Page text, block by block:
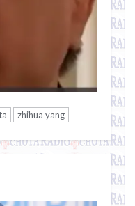
zhihua yang